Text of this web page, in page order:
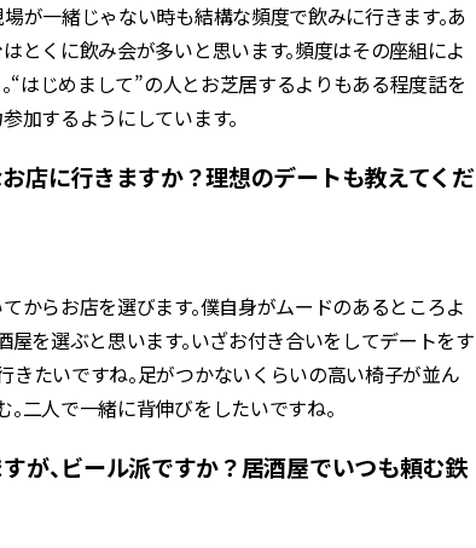
が一緒じゃない時も結構な頻度で飲みに行きます。あ
とくに飲み会が多いと思います。頻度はその座組によ
“はじめまして”の人とお芝居するよりもある程度話を
加するようにしています。
店に行きますか？理想のデートも教えてくだ
からお店を選びます。僕自身がムードのあるところよ
屋を選ぶと思います。いざお付き合いをしてデートをす
たいですね。足がつかないくらいの高い椅子が並ん
二人で一緒に背伸びをしたいですね。
が、ビール派ですか？居酒屋でいつも頼む鉄